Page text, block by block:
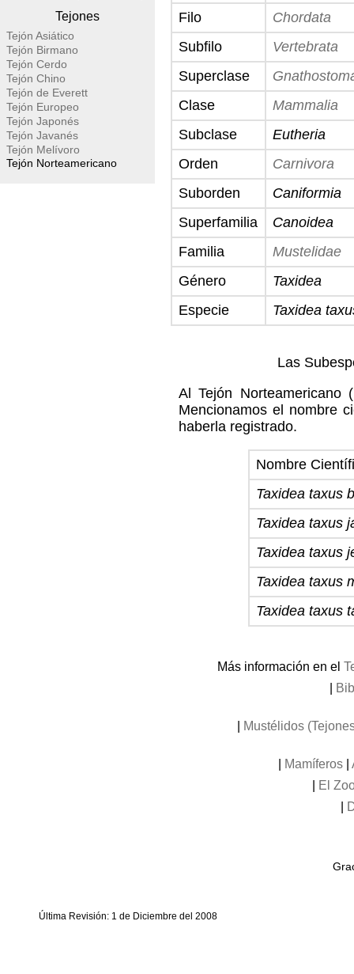
Tejones
Tejón Asiático
Tejón Birmano
Tejón Cerdo
Tejón Chino
Tejón de Everett
Tejón Europeo
Tejón Japonés
Tejón Javanés
Tejón Melívoro
Tejón Norteamericano
Filo
Chordata
Subfilo
Vertebrata
Superclase
Clase
Mammalia
Subclase
Eutheria
Orden
Carnivora
Suborden
Caniformia
Superfamilia
Canoidea
Familia
Mustelidae
Género
Taxidea
Especie
Taxidea
Las
Al Tejón Norteamericano (
Mencionamos el nombre
haberla registrado.
Nombre
Taxidea taxus
Taxidea taxus
Taxidea taxus
Taxidea taxus
Taxidea taxus
Más información en el
Mustélidos
Mamíferos|
El
Última Revisión: 1 de Diciembre del 2008